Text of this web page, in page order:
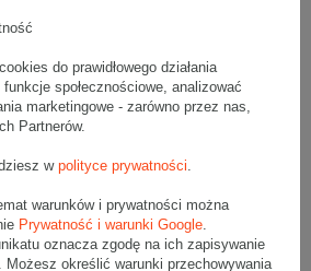
E15
100
Koperty bąbelkowe brązowe G17
SILVER 245x350mm Komplet 100
szt.
do prawidłowego działania
społecznościowe, analizować
marketingowe - zarówno przez nas,
Partnerów.
w polityce prywatności.
warunków i prywatności można
Prywatność i warunki Google.
oznacza zgodę na ich zapisywanie
Możesz określić warunki przechowywania